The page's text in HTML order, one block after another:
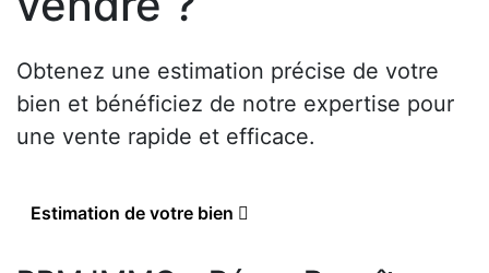
Obtenez une estimation précise de votre
bien et bénéficiez de notre expertise pour
une vente rapide et efficace.
Estimation de votre bien